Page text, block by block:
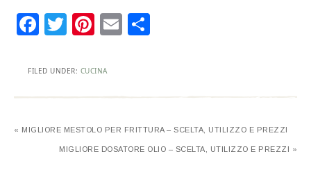
Facebook
Twitter
Pinterest
Email
FILED UNDER: CUCINA
« MIGLIORE MESTOLO PER FRITTURA – SCELTA, UTILIZZO E PREZZI
MIGLIORE DOSATORE OLIO – SCELTA, UTILIZZO E PREZZI »